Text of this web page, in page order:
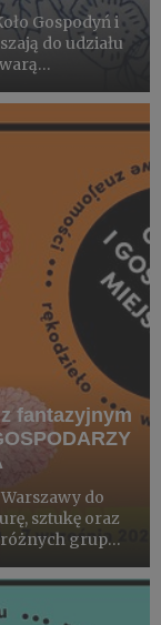
Gospodyń i
do udziału
fantazyjnym
do
sztukę oraz
różnych grup
zarówno w